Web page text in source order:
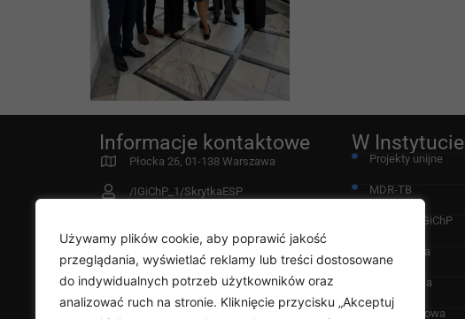
Używamy plików cookie, aby poprawić jakość
przeglądania, wyświetlać reklamy lub treści dostosowane
do indywidualnych potrzeb użytkowników oraz
analizować ruch na stronie. Kliknięcie przycisku „Akceptuj
Informacje kontaktowe
Płocka 26, 01-138 Warszawa
/IGiChP_1/SkrytkaESP
22 431 21 00
Deklaracja dostępności
W Instytucie
Projekty unijne
MDR-TB
Fundacja IGiChP
Przychodnia
Diagnostyka
Rada Naukowa